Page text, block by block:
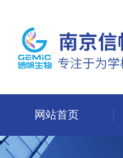
网站首页